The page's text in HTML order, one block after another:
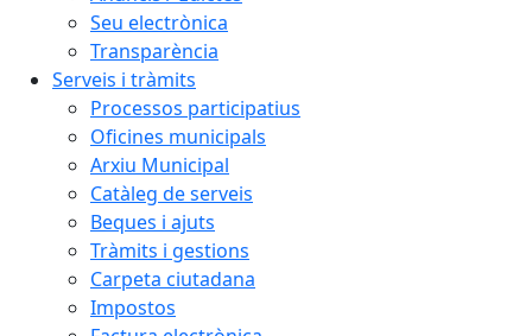
Seu electrònica
Transparència
Serveis i tràmits
Processos participatius
Oficines municipals
Arxiu Municipal
Catàleg de serveis
Beques i ajuts
Tràmits i gestions
Carpeta ciutadana
Impostos